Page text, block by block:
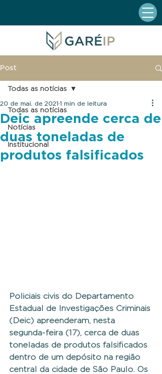
Post
Todas as notícias
Notícias
Institucional
Todas as notícias
Deic apreende cerca de
duas toneladas de
produtos falsificados
20 de mai. de 2021 1 min de leitura
Policiais civis do Departamento
Estadual de Investigações Criminais
(Deic) apreenderam, nesta
segunda-feira (17), cerca de duas
toneladas de produtos falsificados
dentro de um depósito na região
central da cidade de São Paulo. Os